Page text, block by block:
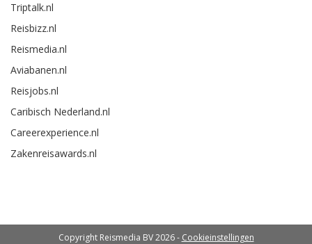
Triptalk.nl
Reisbizz.nl
Reismedia.nl
Aviabanen.nl
Reisjobs.nl
Caribisch Nederland.nl
Careerexperience.nl
Zakenreisawards.nl
Copyright Reismedia BV 2026 - Cookieinstellingen